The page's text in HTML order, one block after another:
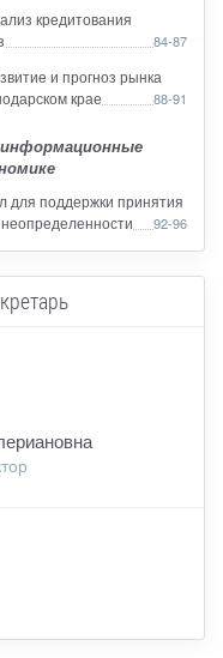
кредитования
84-87
и прогноз рынка
крае
88-91
для поддержки принятия
92-96